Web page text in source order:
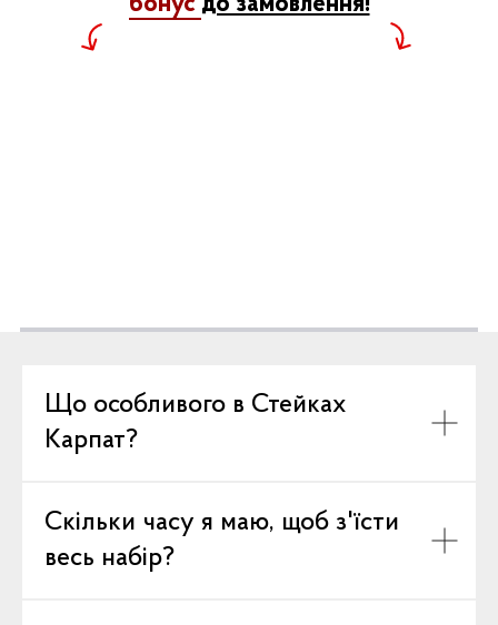
Що особливого в Стейках
Карпат?
Скільки часу я маю, щоб з'їсти
весь набір?